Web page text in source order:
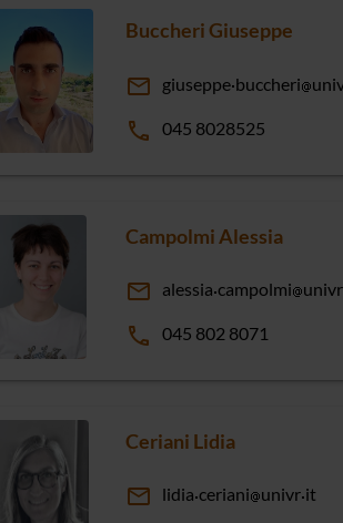
Buccheri Giuseppe
email giuseppe buccheri
phone 045 8028525
Campolmi Alessia
email alessia campolmi univr
phone 045 802 8071
Ceriani Lidia
email lidia ceriani univr it